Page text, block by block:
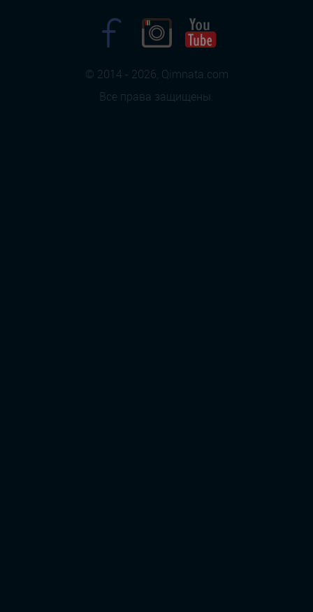
© 2014 - 2026, Qimnata.com
Все права защищены.